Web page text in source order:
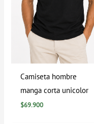
Camiseta hombre
manga corta unicolor
$69.900